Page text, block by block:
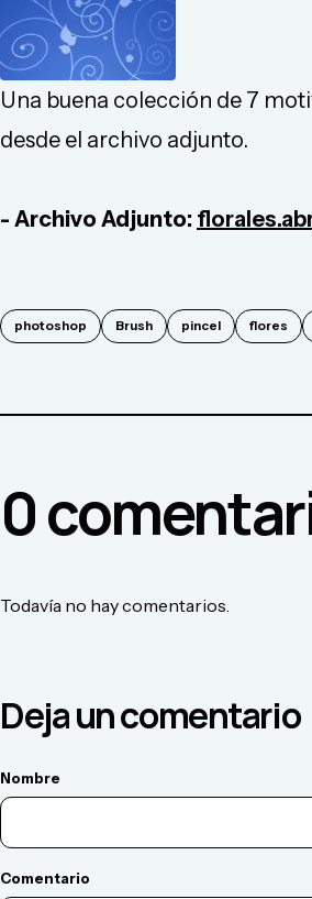
Una buena colección de 7
desde el archivo adjunto.
- Archivo Adjunto:
photoshop Brush pincel flores
0
Todavía no hay comentarios.
Deja un comentario
Nombre
Comentario